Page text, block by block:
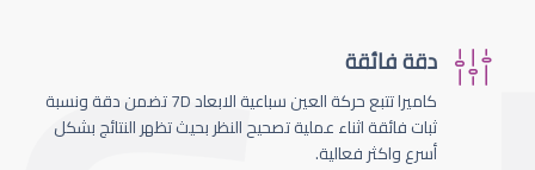
دقة فائقة
كاميرا تتبع حركة العين سباعية الابعاد 7D تضمن دقة ونسبة
ثبات فائقة اثناء عملية تصحيح النظر بحيث تظهر النتائج بشكل
أسرع واكثر فعالية.